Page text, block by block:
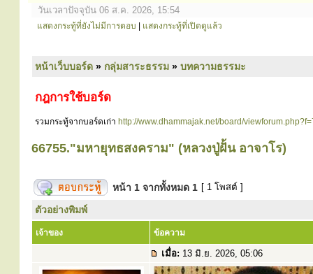
วันเวลาปัจจุบัน 06 ส.ค. 2026, 15:54
แสดงกระทู้ที่ยังไม่มีการตอบ แสดงกระทู้ที่เปิดดูแล้ว
หน้าเว็บบอร์ด » กลุ่มสาระธรรม » บทความธรรมะ
กฎการใช้บอร์ด
รวมกระทู้จากบอร์ดเก่า http://www.dhammajak.net/board/
66755."มหายุทธสงคราม" (หลวงปู่ฝั้น อาจาโร)
หน้า 1 จากทั้งหมด 1 [ 1 โพสต์ ]
ตัวอย่างพิมพ์
เจ้าของ ข้อความ
เมื่อ: 13 มิ.ย. 2026, 05:06